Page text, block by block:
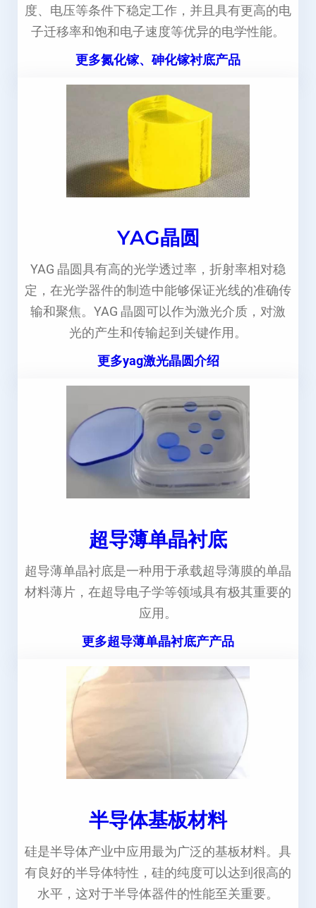
度、电压等条件下稳定工作，并且具有更高的电
子迁移率和饱和电子速度等优异的电学性能。
更多氮化镓、砷化镓衬底产品
YAG晶圆
YAG 晶圆具有高的光学透过率，折射率相对稳
定，在光学器件的制造中能够保证光线的准确传
输和聚焦。YAG 晶圆可以作为激光介质，对激
光的产生和传输起到关键作用。
更多yag激光晶圆介绍
超导薄单晶衬底
超导薄单晶衬底是一种用于承载超导薄膜的单晶
材料薄片，在超导电子学等领域具有极其重要的
应用。
更多超导薄单晶衬底产产品
半导体基板材料
硅是半导体产业中应用最为广泛的基板材料。具
有良好的半导体特性，硅的纯度可以达到很高的
水平，这对于半导体器件的性能至关重要。